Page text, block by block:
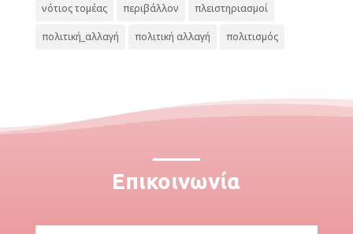
νότιος τομέας περιβάλλον πλειστηριασμοί
πολιτική_αλλαγή πολιτική αλλαγή πολιτισμός
Επικοινωνία